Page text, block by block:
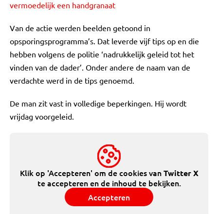
vermoedelijk een handgranaat
Van de actie werden beelden getoond in
opsporingsprogramma’s. Dat leverde vijf tips op en die
hebben volgens de politie ‘nadrukkelijk geleid tot het
vinden van de dader’. Onder andere de naam van de
verdachte werd in de tips genoemd.
De man zit vast in volledige beperkingen. Hij wordt
vrijdag voorgeleid.
Klik op 'Accepteren' om de cookies vanTwitter X
te accepteren en de inhoud te bekijken.
Accepteren